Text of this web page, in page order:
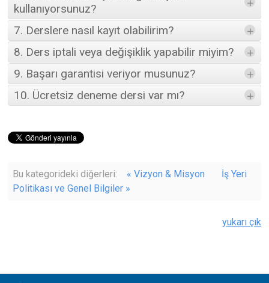
kullanıyorsunuz?
+
7. Derslere nasıl kayıt olabilirim?
+
8. Ders iptali veya değişiklik yapabilir miyim?
+
9. Başarı garantisi veriyor musunuz?
+
10. Ücretsiz deneme dersi var mı? +
READ MORE
Bu kategorideki diğerleri: « Vizyon & Misyon
İş Yeri
Politikası ve Genel Bilgiler »
yukarı çık